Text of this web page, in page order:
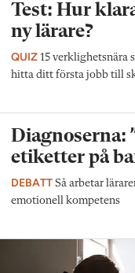
Test: Hur
ny lärare?
QUIZ 15 verklighetsnära
hitta ditt första jobb till
Diagnoserna:
etiketter på
DEBATT Så arbetar
emotionell kompetens